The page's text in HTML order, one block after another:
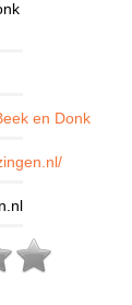
en Donk